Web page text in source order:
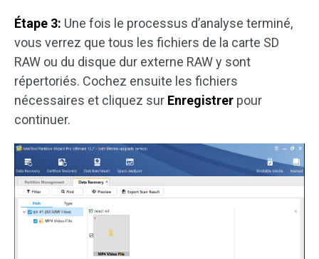
Étape 3: Une fois le processus d’analyse terminé,
vous verrez que tous les fichiers de la carte SD
RAW ou du disque dur externe RAW y sont
répertoriés. Cochez ensuite les fichiers
nécessaires et cliquez sur Enregistrer pour
continuer.